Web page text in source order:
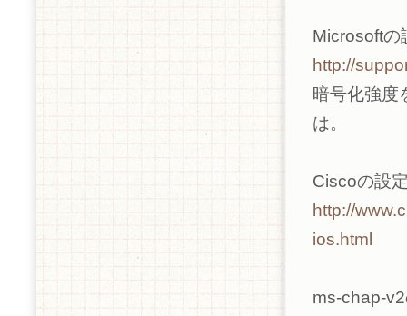
Microsoftの
http://
暗号化強度
は。
Ciscoの設
http://
ios.html
ms-chap-